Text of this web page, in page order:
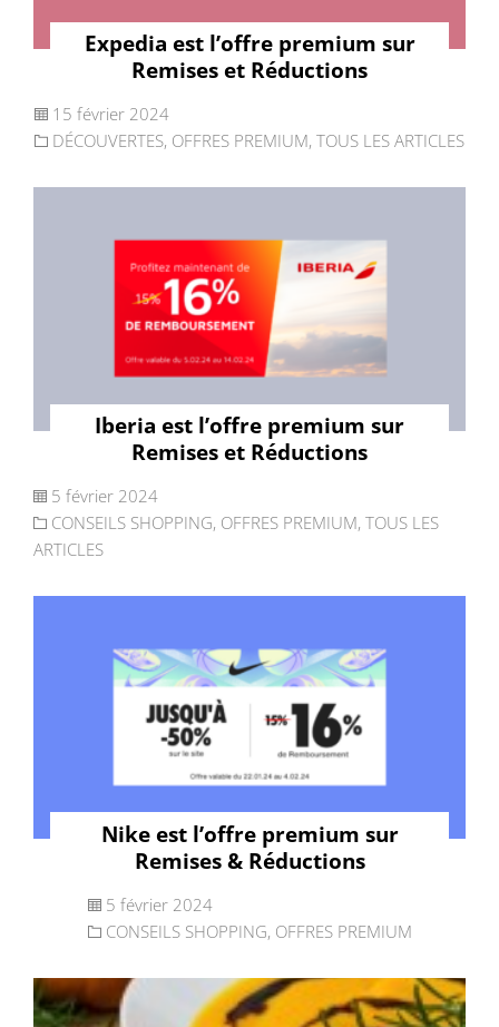
Expedia est l’offre premium sur
Remises et Réductions
15 février 2024
DÉCOUVERTES, OFFRES PREMIUM, TOUS LES ARTICLES
Iberia est l’offre premium sur
Remises et Réductions
5 février 2024
CONSEILS SHOPPING, OFFRES PREMIUM, TOUS LES
ARTICLES
Nike est l’offre premium sur
Remises & Réductions
5 février 2024
CONSEILS SHOPPING, OFFRES PREMIUM